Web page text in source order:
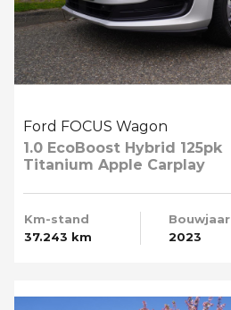
Ford FOCUS Wagon
1.0 EcoBoost Hybrid 125pk
Titanium Apple Carplay
Km-stand
37.243 km
Bouwjaar
2023